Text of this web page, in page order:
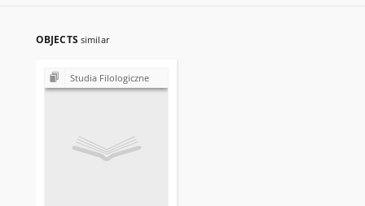
OBJECTS similar
Studia Filologiczne